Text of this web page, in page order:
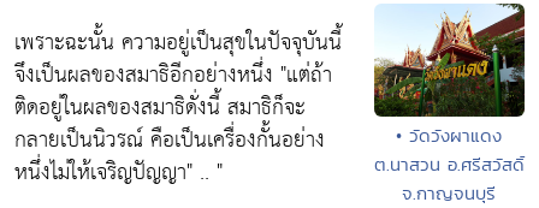
เพราะฉะนั้น ความอยู่เป็นสุขในปัจจุบันนี้
จึงเป็นผลของสมาธิอีกอย่างหนึ่ง "แต่ถ้า
ติดอยู่ในผลของสมาธิดั่งนี้ สมาธิก็จะ
กลายเป็นนิวรณ์ คือเป็นเครื่องกั้นอย่าง
หนึ่งไม่ให้เจริญปัญญา" .. "
• วัดวังผาแดง
ต.นาสวน อ.ศรีสวัสดิ์
จ.กาญจนบุรี